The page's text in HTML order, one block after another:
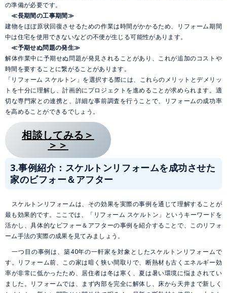
の準備が必要です。
≪長期間の工事期間≫
建物をほぼ原状回復させるための作業は時間がかかるため、リフォーム期間
中は住宅を使用できないなどの不便が生じる可能性があります。
≪予期せぬ問題の発生≫
解体作業中に予期せぬ問題が発見されることがあり、これが追加のコストや
時間を要することに繋がることがあります。
「リフォーム スケルトン」を選択する際には、これらのメリットとデメリッ
トを十分に理解し、計画的にプロジェクトを進めることが求められます。適
切な専門家との連携と、詳細な事前調査を行うことで、リフォームの成功率
を高めることができるでしょう。
相談してみる＞
＞＞
3.事例紹介：スケルトンリフォームを成功させた
家のビフォー＆アフター
スケルトンリフォームは、その効果を実際の事例を通じて理解することが
最も効果的です。ここでは、「リフォーム スケルトン」というキーワードを
活かし、具体的なビフォー＆アフターの事例を紹介することで、このリフォ
ーム手法の実際の成果を見てみましょう。
一つ目の事例は、築40年の一軒家を対象としたスケルトンリフォームで
す。リフォーム前、この家は暗く狭い間取りで、断熱材も古くエネルギー効
率が非常に低かったため、居住者は冬は寒く、夏は暑い環境に悩まされてい
ました。リフォームでは、まず内部を完全に解体し、床から天井まで新しく